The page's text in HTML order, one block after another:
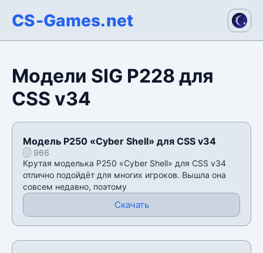
CS-Games.net
Модели SIG P228 для
CSS v34
Модель P250 «Cyber Shell» для CSS v34
966
Крутая моделька P250 «Cyber Shell» для CSS v34
отлично подойдёт для многих игроков. Вышла она
совсем недавно, поэтому
Скачать